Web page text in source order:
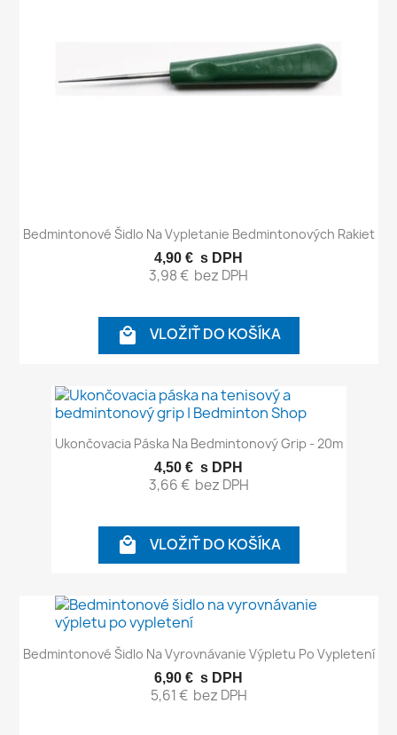
Bedmintonové Šidlo Na Vypletanie Bedmintonových Rakiet
4,90 € s DPH
3,98 € bez DPH
 VLOŽIŤ DO KOŠÍKA
Ukončovacia Páska Na Bedmintonový Grip - 20m
4,50 € s DPH
3,66 € bez DPH
 VLOŽIŤ DO KOŠÍKA
Bedmintonové Šidlo Na Vyrovnávanie Výpletu Po Vypletení
6,90 € s DPH
5,61 € bez DPH